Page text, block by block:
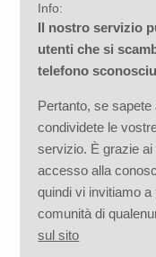
Info:
Il nostro servizio
utenti che si
telefono
Pertanto, se
condividete le
servizio. È grazie
accesso alla
quindi vi invitiamo
comunità di
sul sito